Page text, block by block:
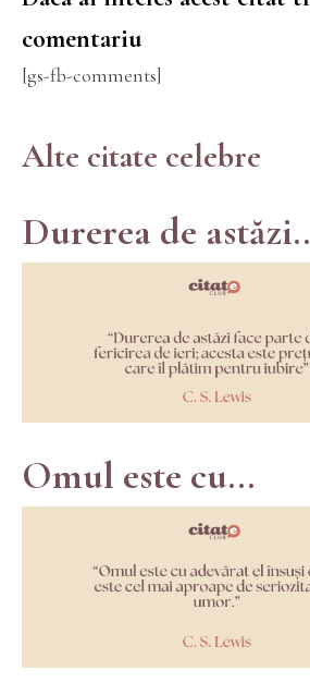
comentariu
[gs-fb-comments]
Alte citate celebre
Durerea de
Omul este cu...